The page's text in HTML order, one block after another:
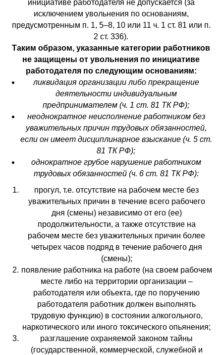
инициативе работодателя не допускается (за
исключением увольнения по основаниям,
предусмотренным п. 1, 5–8, 10 или 11 ч. 1 ст. 81 или п.
2 ст. 336).
Таким образом, указанные категории работников
не защищены от увольнения по инициативе
работодателя по следующим основаниям:
ликвидация организации либо прекращение
деятельности индивидуальным
предпринимателем (ч. 1 ст. 81 ТК РФ);
неоднократное неисполнение работником без
уважительных причин трудовых обязанностей,
если он имеет дисциплинарное взыскание (ч. 5 ст.
81 ТК РФ);
однократное грубое нарушение работником
трудовых обязанностей (ч. 6 ст. 81 ТК РФ):
прогул, т.е. отсутствие на рабочем месте без
уважительных причин в течение всего рабочего
дня (смены) независимо от его (ее)
продолжительности, а также отсутствие на
рабочем месте без уважительных причин более
четырех часов подряд в течение рабочего дня
(смены);
появление работника на работе (на своем рабочем
месте либо на территории организации –
работодателя или объекта, где по поручению
работодателя работник должен выполнять
трудовую функцию) в состоянии алкогольного,
наркотического или иного токсического опьянения;
разглашение охраняемой законом тайны
(государственной, коммерческой, служебной и